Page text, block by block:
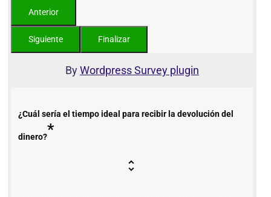
ByWordpress Survey plugin
¿Cuál sería el tiempo ideal para recibir la devolución del
dinero?*